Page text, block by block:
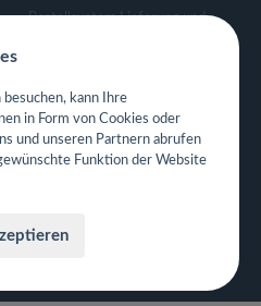
Bestellsystem Lieferung und
Eigene App für Restaurant
kann Ihre
in Form von Cookies oder
und unseren Partnern abrufen
Funktion der Website